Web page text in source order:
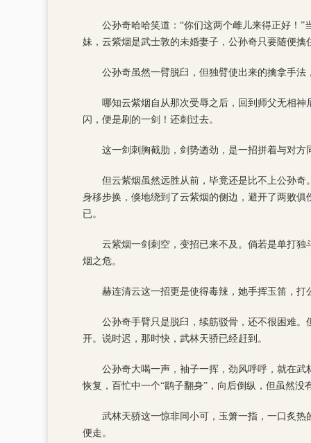
公孙奇哈哈笑道：“你们这两个雌儿来得正好！
妹，云紫烟是武士敦的未婚妻子，公孙奇只要随便
公孙奇虽然一臂脱臼，但独臂使出来的擒拿手
哪知云紫烟自从那次受辱之后，回到师父无相
闪，便是刷的一剑！还刺过去。
这一剑刺胸截肋，剑势遒劲，是一招拼着与对
但云紫烟虽然远胜从前，毕竟还是比不上公孙
身移步换，倏地绕到了云紫烟的侧边，避开了两败
已。
云紫烟一剑刺空，变招已来不及。倘若是单打
烟之危。
赫连清云这一招更是使得毒辣，她手挥玉笛，
公孙奇手臂只是脱臼，续筋驳骨，还不很困难
开。说时迟，那时快，武林天骄已经赶到。
公孙奇大喝一声，袖子一挥，劲风呼呼，就在
恢复，百忙中一个“鹞子翻身”，向后倒纵，但虽然
武林天骄这一惊非同小可，玉箫一指，一口炙
便走。